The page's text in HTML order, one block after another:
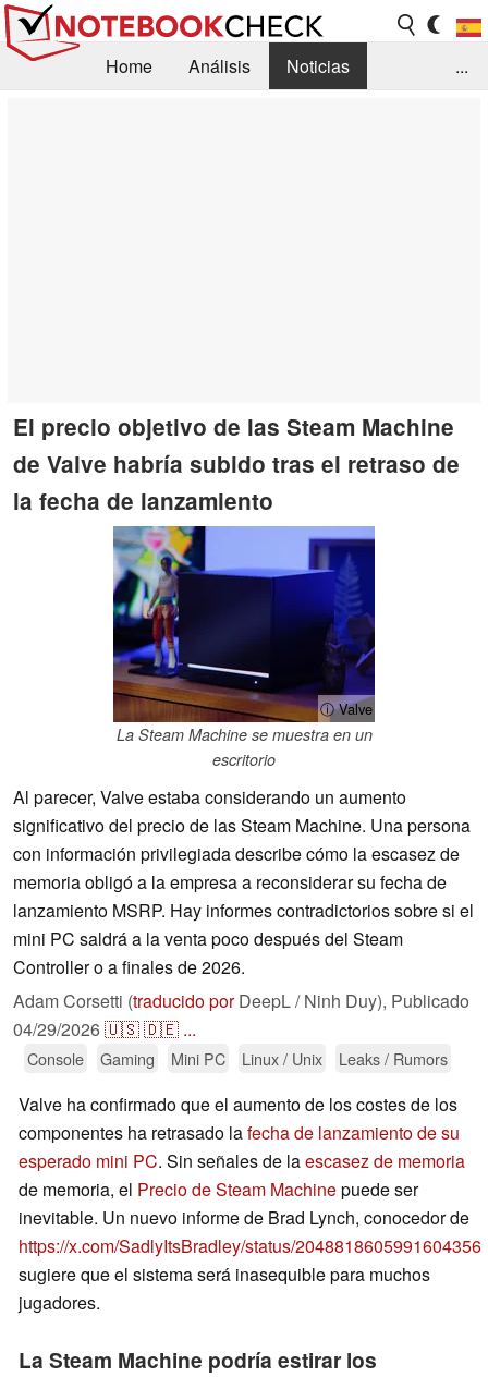
Home Análisis
Noticias
...
El precio objetivo de las Steam Machine
de Valve habría subido tras el retraso de
la fecha de lanzamiento
ⓘ Valve
La Steam Machine se muestra en un
escritorio
Al parecer, Valve estaba considerando un aumento
significativo del precio de las Steam Machine. Una persona
con información privilegiada describe cómo la escasez de
memoria obligó a la empresa a reconsiderar su fecha de
lanzamiento MSRP. Hay informes contradictorios sobre si el
mini PC saldrá a la venta poco después del Steam
Controller o a finales de 2026.
Adam Corsetti (traducido porDeepL / Ninh Duy), Publicado
04/29/2026🇺🇸🇩🇪 ...
Console Gaming Mini PC Linux / Unix Leaks / Rumors
Valve ha confirmado que el aumento de los costes de los
componentes ha retrasado lafecha de lanzamiento de su
esperado mini PC. Sin señales de laescasez de memoria
de memoria, el Precio de Steam Machinepuede ser
inevitable. Un nuevo informe de Brad Lynch, conocedor de
https://x.com/SadlyItsBradley/status/2048818605991604356
sugiere que el sistema será inasequible para muchos
jugadores.
La Steam Machine podría estirar los